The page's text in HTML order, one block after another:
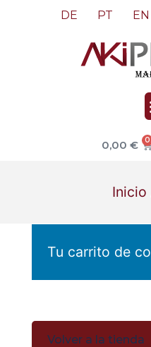
DE PT EN
0,00€ 0
Inicio
Tu carrito de
Volver a la tienda